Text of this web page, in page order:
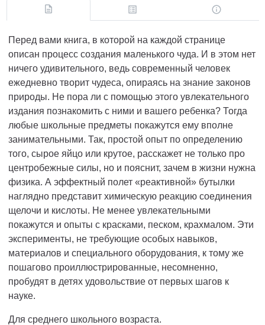
Перед вами книга, в которой на каждой странице
описан процесс создания маленького чуда. И в этом нет
ничего удивительного, ведь современный человек
ежедневно творит чудеса, опираясь на знание законов
природы. Не пора ли с помощью этого увлекательного
издания познакомить с ними и вашего ребенка? Тогда
любые школьные предметы покажутся ему вполне
занимательными. Так, простой опыт по определению
того, сырое яйцо или крутое, расскажет не только про
центробежные силы, но и пояснит, зачем в жизни нужна
физика. А эффектный полет «реактивной» бутылки
наглядно представит химическую реакцию соединения
щелочи и кислоты. Не менее увлекательными
покажутся и опыты с красками, песком, крахмалом. Эти
эксперименты, не требующие особых навыков,
материалов и специального оборудования, к тому же
пошагово проиллюстрированные, несомненно,
пробудят в детях удовольствие от первых шагов к
науке.
Для среднего школьного возраста.